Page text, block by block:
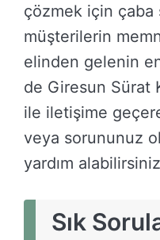
çözmek için
müşterilerin
elinden gelenin
de Giresun Sürat
ile iletişime
veya sorununuz
yardım
Sık